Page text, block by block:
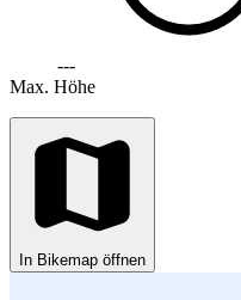
---
Max. Höhe
In Bikemap öffnen